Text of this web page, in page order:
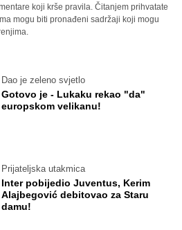
koji krše pravila. Čitanjem prihvatate
mogu biti pronađeni sadržaji koji mogu
Dao je zeleno svjetlo
Gotovo je - Lukaku rekao "da"
europskom velikanu!
Prijateljska utakmica
Inter pobijedio Juventus, Kerim
Alajbegović debitovao za Staru
damu!